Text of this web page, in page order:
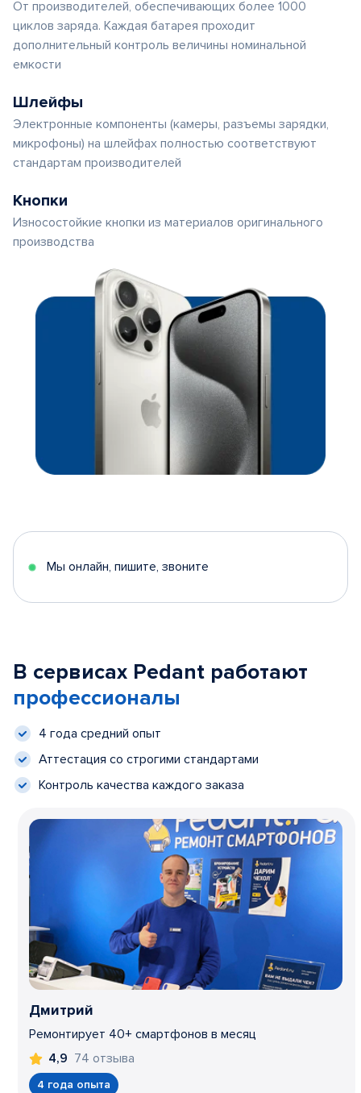
От производителей, обеспечивающих более 1000
циклов заряда. Каждая батарея проходит
дополнительный контроль величины номинальной
емкости
Шлейфы
Электронные компоненты (камеры, разъемы зарядки,
микрофоны) на шлейфах полностью соответствуют
стандартам производителей
Кнопки
Износостойкие кнопки из материалов оригинального
производства
Мы онлайн, пишите, звоните
В сервисах Pedant работают
профессионалы
4 года средний опыт
Аттестация со строгими стандартами
Контроль качества каждого заказа
Дмитрий
Ремонтирует 40+ смартфонов в месяц
4,9 74 отзыва
4 года опыта